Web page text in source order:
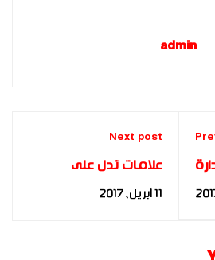
admin
Next post
علامات تدل على
11 أبريل، 2017